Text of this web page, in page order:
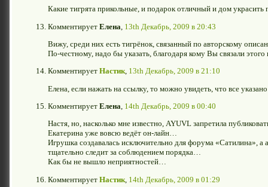
Какие тигрята прикольные, и подарок отличный и дом украсить
Комментирует Елена 13th Декабрь, 2009 в 20:43
Вижу, среди них есть тигрёнок, связанный по авторскому
По-честному, надо бы указать, благодаря кому Вы связали
Комментирует Настик, 13th Декабрь, 2009 в 21:10
Елена, если нажать на ссылку, то можно увидеть, что все
Комментирует Елена 14th Декабрь, 2009 в 00:40
Настя, но, насколько мне известно, AYUVL запретила
Екатерина уже вовсю ведёт он-лайн…
Игрушка создавалась исключительно для форума «Сатилина», а
тщательно следит за соблюдением порядка…
Как бы не вышло неприятностей…
Комментирует Настик 14th Декабрь, 2009 в 01:29